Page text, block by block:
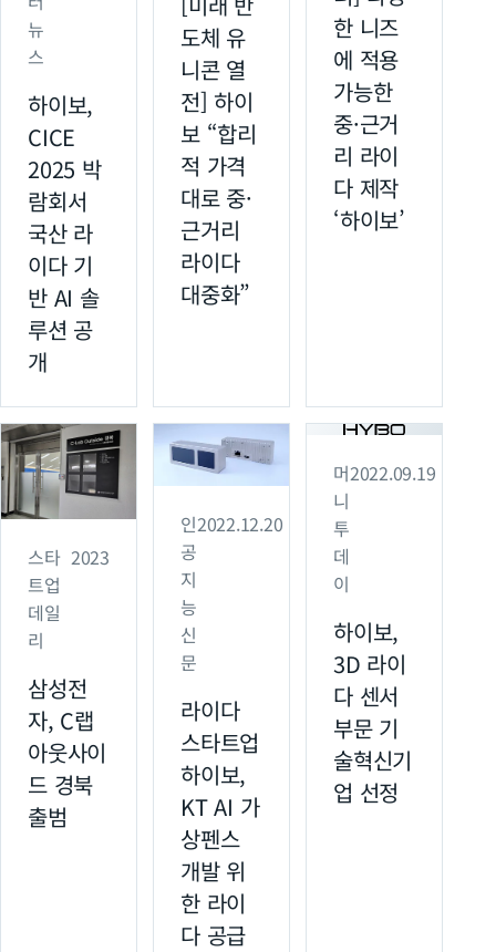
뉴
스
하이보,
CICE
2025 박
람회서
국산 라
이다 기
반 AI 솔
루션 공
개
도체 유
니콘 열
전] 하이
보 “합리
적 가격
대로 중·
근거리
라이다
대중화”
한 니즈
에 적용
가능한
중·근거
리 라이
다 제작
‘하이보’
스타
트업
데일
리
2023
삼성전
자, C랩
아웃사이
드 경북
출범
인
공
지
능
신
문
2022.12.20
라이다
스타트업
하이보,
KT AI 가
상펜스
개발 위
한 라이
다 공급
머
니
투
데
이
2022.09.19
하이보,
3D 라이
다 센서
부문 기
술혁신기
업 선정